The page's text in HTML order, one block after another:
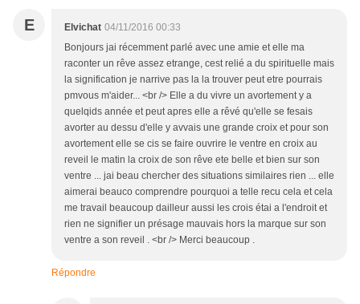
E Elvichat 04/11/2016 00:33
Bonjours jai récemment parlé avec une amie et elle ma
raconter un rêve assez etrange, cest relié a du spirituelle mais
la signification je narrive pas la la trouver peut etre pourrais
pmvous m'aider... <br /> Elle a du vivre un avortement y a
quelqids année et peut apres elle a rêvé qu'elle se fesais
avorter au dessu d'elle y avvais une grande croix et pour son
avortement elle se cis se faire ouvrire le ventre en croix au
reveil le matin la croix de son rêve ete belle et bien sur son
ventre ... jai beau chercher des situations similaires rien ... elle
aimerai beauco comprendre pourquoi a telle recu cela et cela
me travail beaucoup dailleur aussi les crois étai a l'endroit et
rien ne signifier un présage mauvais hors la marque sur son
ventre a son reveil . <br /> Merci beaucoup .
Répondre